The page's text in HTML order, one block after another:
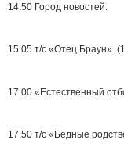
14.50 Город новостей.
15.05 т/с «Отец Браун».
17.00 «Естественный
17.50 т/с «Бедные